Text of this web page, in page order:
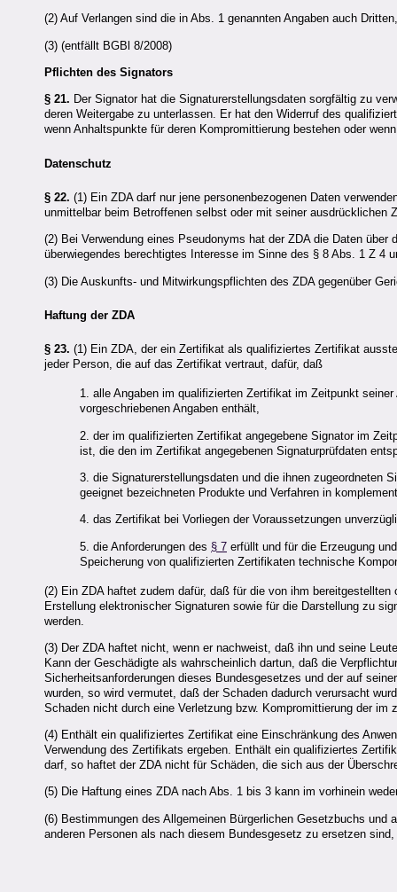
(2) Auf Verlangen sind die in Abs. 1 genannten Angaben auch
(3) (entfällt BGBl 8/2008)
Pflichten des Signators
§ 21. Der Signator hat die Signaturerstellungsdaten sorgfältig zu
deren Weitergabe zu unterlassen. Er hat den Widerruf des
wenn Anhaltspunkte für deren Kompromittierung bestehen oder
Datenschutz
§ 22. (1) Ein ZDA darf nur jene personenbezogenen Daten
unmittelbar beim Betroffenen selbst oder mit seiner ausdrücklichen
(2) Bei Verwendung eines Pseudonyms hat der ZDA die Daten über
überwiegendes berechtigtes Interesse im Sinne des § 8 Abs. 1 Z 4
(3) Die Auskunfts- und Mitwirkungspflichten des ZDA gegenüber
Haftung der ZDA
§ 23. (1) Ein ZDA, der ein Zertifikat als qualifiziertes Zertifikat
jeder Person, die auf das Zertifikat vertraut, dafür, daß
1. alle Angaben im qualifizierten Zertifikat im Zeitpunkt
vorgeschriebenen Angaben enthält,
2. der im qualifizierten Zertifikat angegebene Signator im
ist, die den im Zertifikat angegebenen Signaturprüfdaten
3. die Signaturerstellungsdaten und die ihnen zugeordneten
geeignet bezeichneten Produkte und Verfahren in
4. das Zertifikat bei Vorliegen der Voraussetzungen
5. die Anforderungen des § 7 erfüllt und für die Erzeugung
Speicherung von qualifizierten Zertifikaten technische
(2) Ein ZDAhaftet zudem dafür, daß für die von ihm bereitgestellten
Erstellung elektronischer Signaturen sowie für die Darstellung zu
werden.
(3) Der ZDA haftet nicht, wenn er nachweist, daß ihn und seine
Kann der Geschädigte als wahrscheinlich dartun, daß die
Sicherheitsanforderungen dieses Bundesgesetzes und der auf
wurden, so wird vermutet, daß der Schaden dadurch verursacht
Schaden nicht durch eine Verletzung bzw. Kompromittierung der
(4) Enthält ein qualifiziertes Zertifikat eine Einschränkung des
Verwendung des Zertifikats ergeben. Enthält ein qualifiziertes
darf, so haftet der ZDA nicht für Schäden, die sich aus der
(5) Die Haftung eines ZDA nach Abs. 1 bis 3 kann im vorhinein
(6) Bestimmungen des Allgemeinen Bürgerlichen Gesetzbuchs
anderen Personen als nach diesem Bundesgesetz zu ersetzen